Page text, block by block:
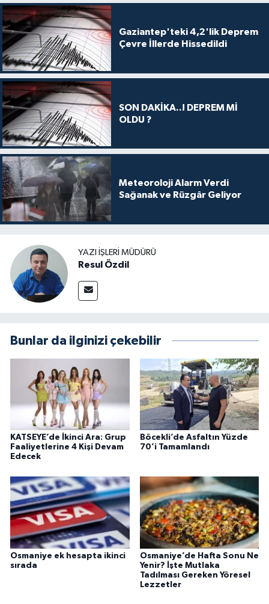
Gaziantep'teki 4,2'lik Deprem
Çevre İllerde Hissedildi
SON DAKİKA..! DEPREM Mİ
OLDU ?
Meteoroloji Alarm Verdi
Sağanak ve Rüzgâr Geliyor
YAZI İŞLERI MÜDÜRÜ
Resul Özdil
Bunlar da ilginizi çekebilir
KATSEYE’de İkinci Ara: Grup
Faaliyetlerine 4 Kişi Devam
Edecek
Böcekli’de Asfaltın Yüzde
70’i Tamamlandı
Osmaniye ek hesapta ikinci
sırada
Osmaniye’de Hafta Sonu Ne
Yenir? İşte Mutlaka
Tadılması Gereken Yöresel
Lezzetler